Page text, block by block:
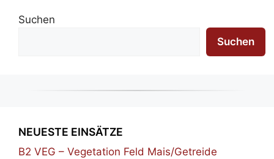
Suchen
Suchen
NEUESTE EINSÄTZE
B2 VEG – Vegetation Feld Mais/Getreide